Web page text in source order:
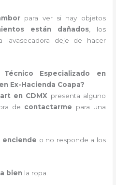
para ver si hay objetos
están dañados, los
lavasecadora deje de hacer
Especializado en
Ex-Hacienda Coapa?
en CDMX presenta alguno
de contactarme para una
enciende o no responde a los
bien la ropa.